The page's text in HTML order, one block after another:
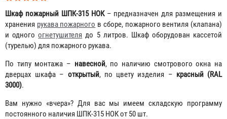
Шкаф пожарный ШПК-315 НОК– предназначен для размещения и
хранения рукава пожарного в сборе, пожарного вентиля (клапана)
и одногоогнетушителя до 5 литров. Шкаф оборудован кассетой
(турелью) для пожарного рукава.
По типу монтажа – навесной, по наличию смотрового окна на
дверцах шкафа – открытый, по цвету изделия – красный (RAL
3000).
Вам нужно «вчера»? Для вас мы имеем складскую программу
постоянного наличия ШПК-315 НОК от 50 шт.